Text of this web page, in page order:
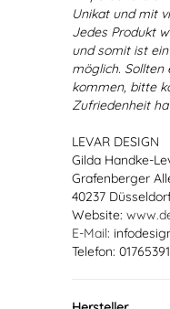
Unikat und mit
Jedes Produkt
und somit ist
möglich.
kommen, bitte
Zufriedenheit
LEVAR DESIGN
Gilda Handke-
Grafenberger
40237
Website:
E-Mail:
Telefon: